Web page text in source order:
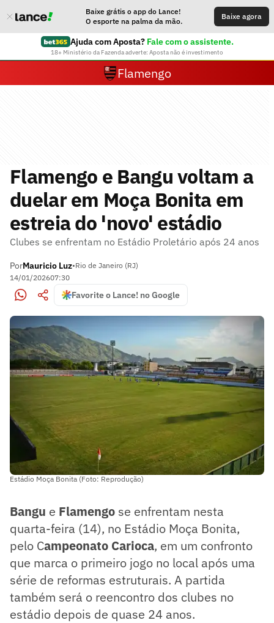
Baixe grátis o app do Lance!
O esporte na palma da mão.
Baixe agora
Ajuda com Aposta? Fale com o assistente.
18+ Ministério da Fazenda adverte: Aposta não é investimento
Flamengo
Flamengo e Bangu voltam a
duelar em Moça Bonita em
estreia do 'novo' estádio
Clubes se enfrentam no Estádio Proletário após 24 anos
PorMauricio Luz•Rio de Janeiro (RJ)
14/01/202607:30
Favorite o Lance! no Google
Estádio Moça Bonita (Foto: Reprodução)
Bangu e Flamengo se enfrentam nesta
quarta-feira (14), no Estádio Moça Bonita,
pelo Campeonato Carioca, em um confronto
que marca o primeiro jogo no local após uma
série de reformas estruturais. A partida
também será o reencontro dos clubes no
estádio depois de quase 24 anos.